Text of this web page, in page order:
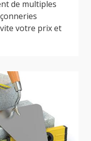
de multiples
votre prix et